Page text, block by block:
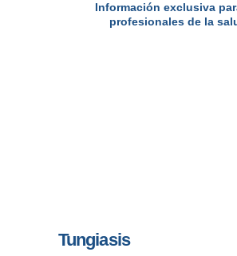
Información exclusiva
profesionales de la
Tungiasis